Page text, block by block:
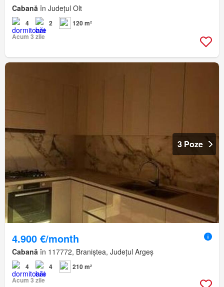
Cabană în Județul Olt
4 2
120 m²
Acum 3 zile
3 Poze
4.900 €/month
Cabană în 117772, Braniștea, Județul Argeș
4 4
210 m²
Acum 3 zile